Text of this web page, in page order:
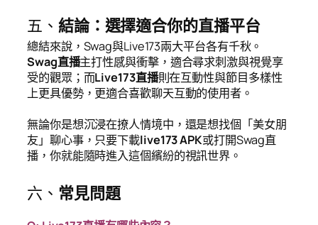
五、 結論：選擇適合你的直播平台
總結來說，Swag與Live173兩大平台各有千秋。
Swag直播主打性感與衝擊，適合尋求刺激與視覺享
受的觀眾；而Live173直播則在互動性與節目多樣性
上更具優勢，更適合喜歡聊天互動的使用者。
無論你是想沉浸在撩人情境中，還是想找個「美女朋
友」聊心事，只要下載live173 APK或打開Swag直
播，你就能隨時進入這個繽紛的視訊世界。
六、 常見問題